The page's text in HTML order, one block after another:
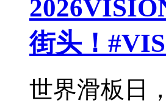
街头！
世界滑板日